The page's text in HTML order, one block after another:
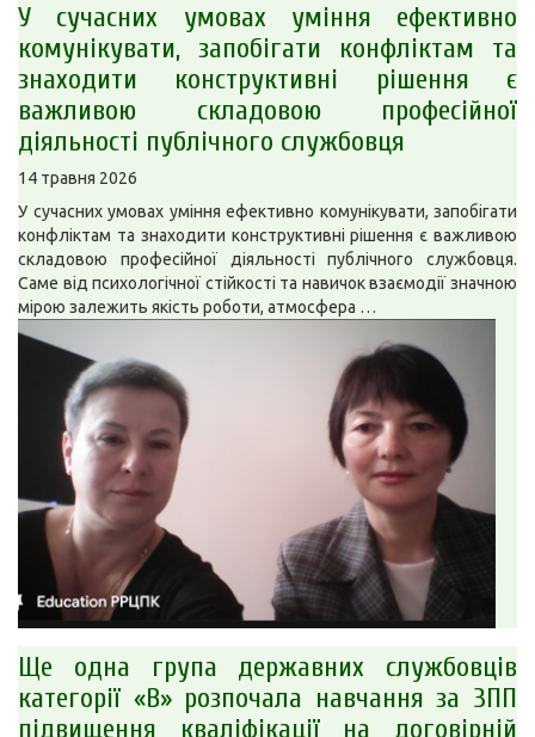
У сучасних умовах уміння ефективно
комунікувати, запобігати конфліктам та
знаходити конструктивні рішення є
важливою складовою професійної
діяльності публічного службовця
14 травня 2026
У сучасних умовах уміння ефективно комунікувати, запобігати
конфліктам та знаходити конструктивні рішення є важливою
складовою професійної діяльності публічного службовця.
Саме від психологічної стійкості та навичок взаємодії значною
мірою залежить якість роботи, атмосфера …
Ще одна група державних службовців
категорії «В» розпочала навчання за ЗПП
підвищення кваліфікації на договірній